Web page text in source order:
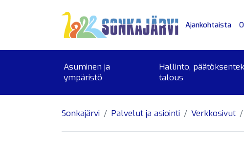
Ajankohtaista
Asuminen ja
ympäristö
Hallinto,
talous
Sonkajärvi Palvelut ja asiointi Verkkosivut